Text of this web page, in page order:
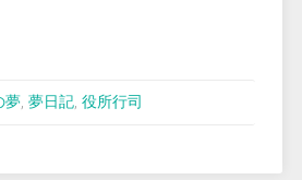
夢, 夢日記, 役所行司